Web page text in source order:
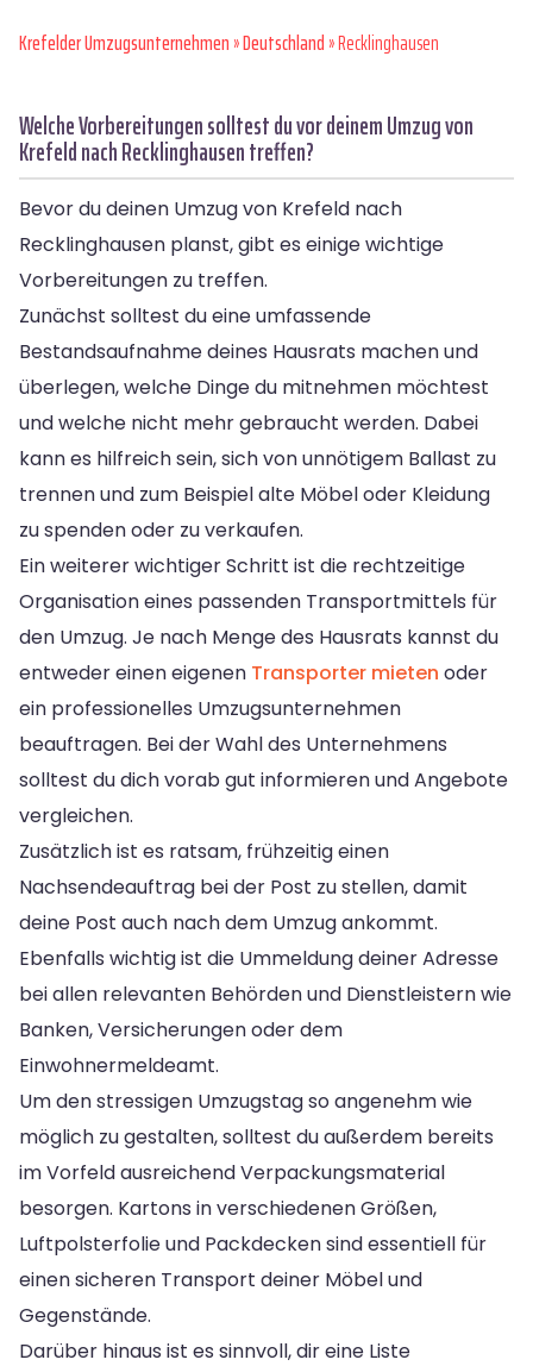
Krefelder Umzugsunternehmen»Deutschland» Recklinghausen
Welche Vorbereitungen solltest du vor deinem Umzug von
Krefeld nach Recklinghausen treffen?
Bevor du deinen Umzug von Krefeld nach
Recklinghausen planst, gibt es einige wichtige
Vorbereitungen zu treffen.
Zunächst solltest du eine umfassende
Bestandsaufnahme deines Hausrats machen und
überlegen, welche Dinge du mitnehmen möchtest
und welche nicht mehr gebraucht werden. Dabei
kann es hilfreich sein, sich von unnötigem Ballast zu
trennen und zum Beispiel alte Möbel oder Kleidung
zu spenden oder zu verkaufen.
Ein weiterer wichtiger Schritt ist die rechtzeitige
Organisation eines passenden Transportmittels für
den Umzug. Je nach Menge des Hausrats kannst du
entweder einen eigenen Transporter mieten oder
ein professionelles Umzugsunternehmen
beauftragen. Bei der Wahl des Unternehmens
solltest du dich vorab gut informieren und Angebote
vergleichen.
Zusätzlich ist es ratsam, frühzeitig einen
Nachsendeauftrag bei der Post zu stellen, damit
deine Post auch nach dem Umzug ankommt.
Ebenfalls wichtig ist die Ummeldung deiner Adresse
bei allen relevanten Behörden und Dienstleistern wie
Banken, Versicherungen oder dem
Einwohnermeldeamt.
Um den stressigen Umzugstag so angenehm wie
möglich zu gestalten, solltest du außerdem bereits
im Vorfeld ausreichend Verpackungsmaterial
besorgen. Kartons in verschiedenen Größen,
Luftpolsterfolie und Packdecken sind essentiell für
einen sicheren Transport deiner Möbel und
Gegenstände.
Darüber hinaus ist es sinnvoll, dir eine Liste